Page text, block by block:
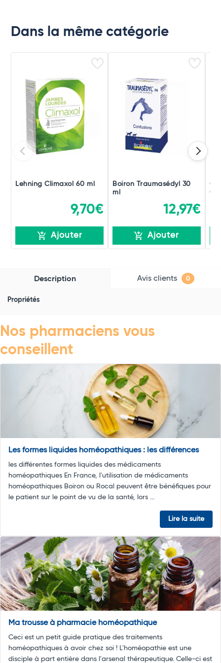
Dans la même catégorie
Lehning Climaxol 60 ml
9,70€
Ajouter
Boiron Traumasédyl 30
ml
12,97€
Ajouter
Description Avis clients 0
Propriétés
Nos pharmaciens vous
conseillent
Les formes liquides homéopathiques : les différences
les différentes formes liquides des médicaments
homéopathiques En France, l'utilisation de médicaments
homéopathiques Boiron ou Rocal peuvent être bénéfiques pour
le patient sur le point de vu de la santé, lors ...
Lire la suite
Ma trousse à pharmacie homéopathique
Ceci est un petit guide pratique des traitements
homéopathiques à avoir chez soi ! L'homéopathie est une
disciple à part entière dans l'arsenal thérapeutique. Celle-ci est